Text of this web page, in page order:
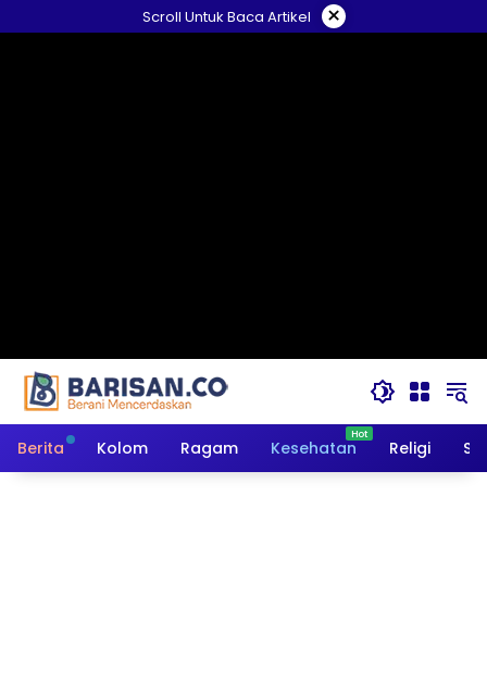
ke
Scroll Untuk Baca Artikel ×
Berita Kolom Ragam Kesehatan Religi